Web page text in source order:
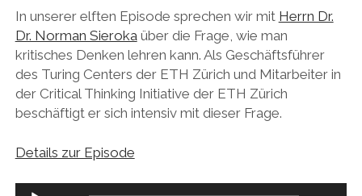
In unserer elften Episode sprechen wir mit Herrn Dr.
Dr. Norman Sierokaüber die Frage, wie man
kritisches Denken lehren kann. Als Geschäftsführer
des Turing Centers der ETH Zürich und Mitarbeiter in
der Critical Thinking Initiative der ETH Zürich
beschäftigt er sich intensiv mit dieser Frage.
Details zur Episode
Audio-